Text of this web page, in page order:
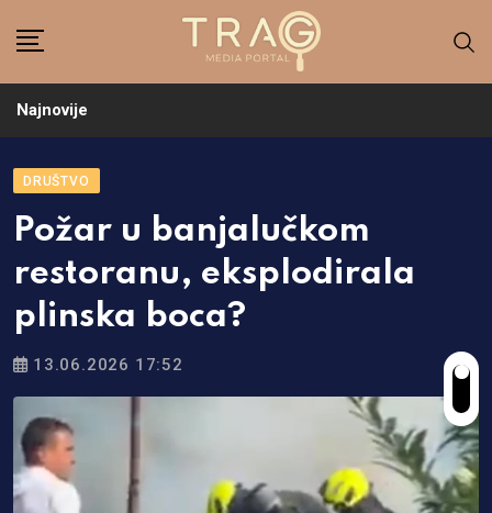
Najnovije
DRUŠTVO
Požar u banjalučkom
restoranu, eksplodirala
plinska boca?
13.06.2026 17:52